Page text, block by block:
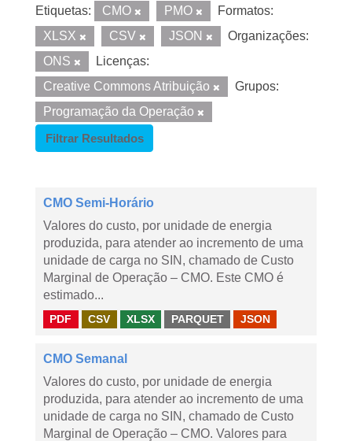
Etiquetas: CMO PMO
Formatos:
XLSX
CSV JSON
Organizações:
ONS
Licenças:
Creative Commons Atribuição
Grupos:
Programação da Operação
Filtrar Resultados
CMO Semi-Horário
Valores do custo, por unidade de energia
produzida, para atender ao incremento de uma
unidade de carga no SIN, chamado de Custo
Marginal de Operação – CMO. Este CMO é
estimado...
PDF CSV XLSX PARQUET JSON
CMO Semanal
Valores do custo, por unidade de energia
produzida, para atender ao incremento de uma
unidade de carga no SIN, chamado de Custo
Marginal de Operação – CMO. Valores para